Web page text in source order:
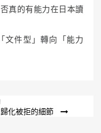
真的有能力在日本讀
文件型」轉向「能力
歸化被拒的細節